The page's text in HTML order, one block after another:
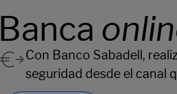
Banca
Con Banco Sabadell,
seguridad desde el canal